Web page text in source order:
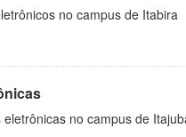
no campus de Itabira
no campus de